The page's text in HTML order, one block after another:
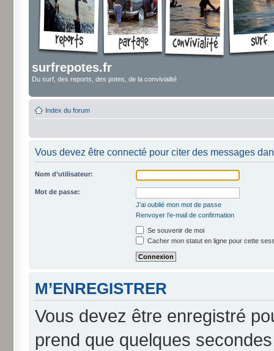
surfrepotes.fr
Du surf, des reports, des potes, de la convivialité
Index du forum
Vous devez être connecté pour citer des messages
Nom d’utilisateur:
Mot de passe:
J’ai oublié mon mot de passe
Renvoyer l’e-mail de confirmation
Se souvenir de moi
Cacher mon statut en ligne pour cette
M’ENREGISTRER
Vous devez être enregistré
prend que quelques